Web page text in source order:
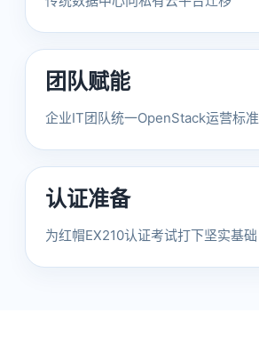
团队赋能
企业IT团队统一OpenStack运营标准
认证准备
为红帽EX210认证考试打下坚实基础